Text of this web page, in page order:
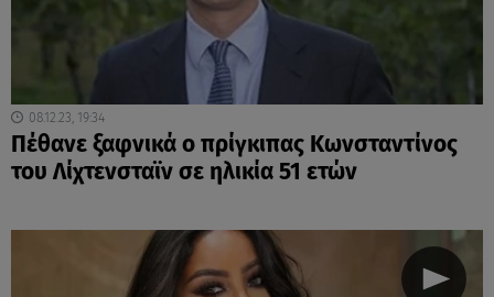
08.12.23, 19:34
Πέθανε ξαφνικά ο πρίγκιπας Κωνσταντίνος
του Λίχτενσταϊν σε ηλικία 51 ετών